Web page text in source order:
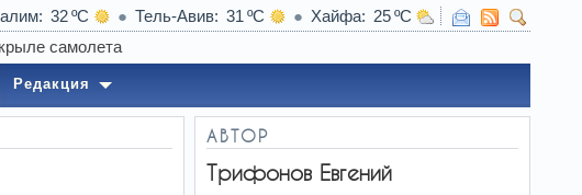
32 Тель-Авив 31 Хайфа
25
причину отказа Ирана атаковать Израиль
Редакция
АВТОР
Трифонов Евгений